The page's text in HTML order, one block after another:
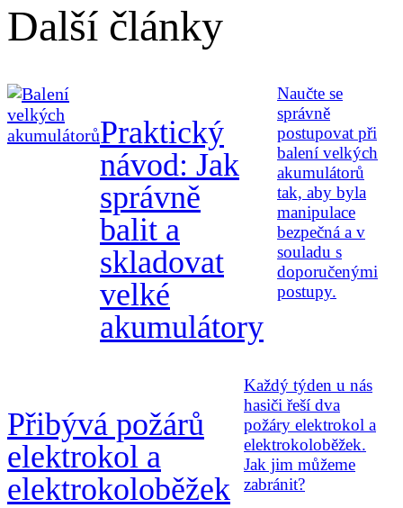
Další články
Praktický
návod: Jak
správně
balit a
skladovat
velké
akumulátory
Naučte se
správně
postupovat při
balení velkých
akumulátorů
tak, aby byla
manipulace
bezpečná a v
souladu s
doporučenými
postupy.
Přibývá požárů
elektrokol a
elektrokoloběžek
Každý týden u nás
hasiči řeší dva
požáry elektrokol a
elektrokoloběžek.
Jak jim můžeme
zabránit?